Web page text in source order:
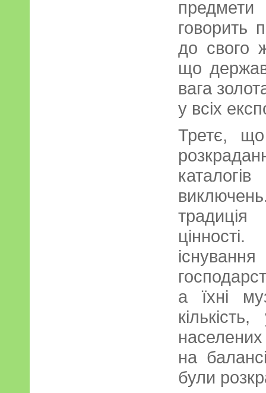
предмети
говорить
до свого
що
вага
у всіх
Третє,
а їхні
на
були